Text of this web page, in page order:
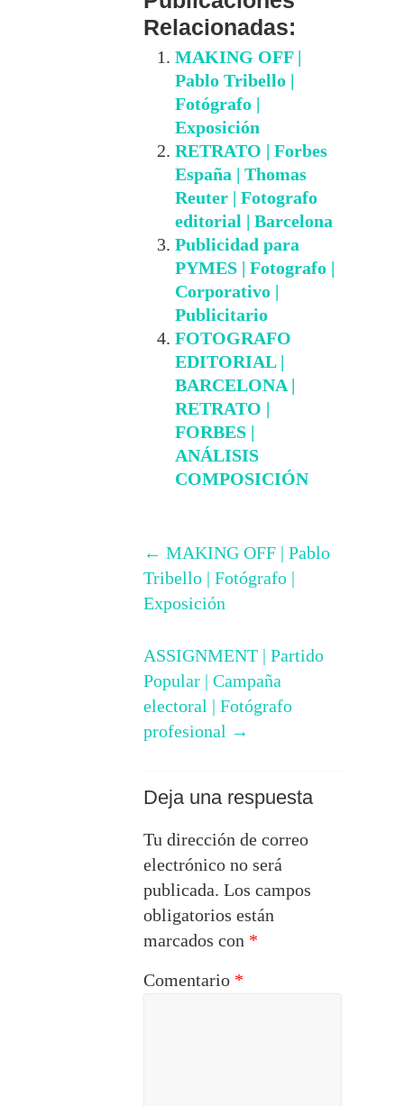
Relacionadas:
MAKING OFF |
Pablo Tribello |
Fotógrafo |
Exposición
RETRATO | Forbes
España | Thomas
Reuter | Fotografo
editorial | Barcelona
Publicidad para
PYMES | Fotografo |
Corporativo |
Publicitario
FOTOGRAFO
EDITORIAL |
BARCELONA |
RETRATO |
FORBES |
ANÁLISIS
COMPOSICIÓN
← MAKING OFF | Pablo
Tribello | Fotógrafo |
Exposición
ASSIGNMENT | Partido
Popular | Campaña
electoral | Fotógrafo
profesional →
Deja una respuesta
Tu dirección de correo
electrónico no será
publicada. Los campos
obligatorios están
marcados con *
Comentario *